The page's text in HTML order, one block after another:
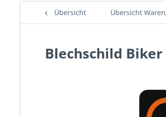
Übersicht Übersicht
Blechschild